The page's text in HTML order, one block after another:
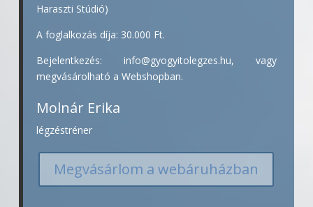
Haraszti Stúdió)
A foglalkozás díja: 30.000 Ft.
Bejelentkezés: info@gyogyitolegzes.hu, vagy
megvásárolható a Webshopban.
Molnár Erika
légzéstréner
Megvásárlom a webáruházban